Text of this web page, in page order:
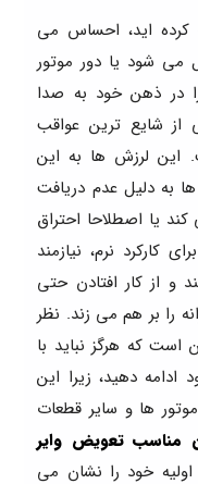
کرده اید، احساس می
می شود یا دور موتور
در ذهن خود به صدا
شایع ترین عواقب
این لرزش ها به این
به دلیل عدم دریافت
یا اصطلاحا احتراق
کارکرد نرم، نیازمند
و از کار افتادن حتی
را بر هم می زند. نظر
که هرگز نباید با
دهید، زیرا این
ها و سایر قطعات
مناسب تعویض وایر
خود را نشان می